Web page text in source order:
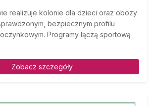
realizuje kolonie dla dzieci oraz obozy
bezpiecznym profilu
Programy łączą sportową
Zobacz szczegóły